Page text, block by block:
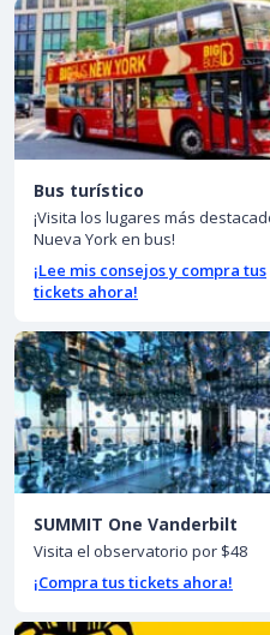
Bus turístico
¡Visita los lugares más
Nueva York en bus!
¡Lee mis consejos y compra tus
tickets ahora!
SUMMIT One Vanderbilt
Visita el observatorio por $48
¡Compra tus tickets ahora!